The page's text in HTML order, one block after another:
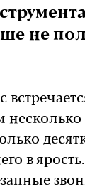
не
несколько
в